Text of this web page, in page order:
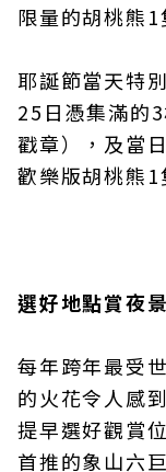
限量的胡桃熊1
耶誕節當天特
25日憑集滿的
戳章），及當
歡樂版胡桃熊1
選好地點賞夜
每年跨年最受
的火花令人感
提早選好觀賞
首推的象山六